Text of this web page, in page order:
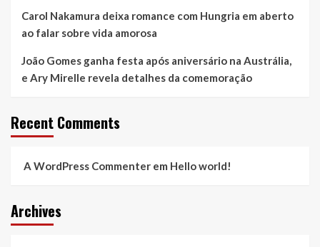
Carol Nakamura deixa romance com Hungria em aberto
ao falar sobre vida amorosa
João Gomes ganha festa após aniversário na Austrália,
e Ary Mirelle revela detalhes da comemoração
Recent Comments
A WordPress Commenter em Hello world!
Archives